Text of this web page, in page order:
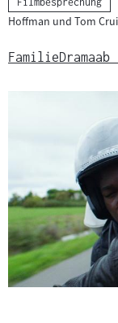
Hoffman und Tom
FamilieDramaab